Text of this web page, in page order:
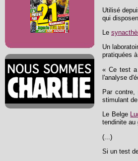
Utilisé
qui
Le
Un
pratiquées
« Ce test a
l'analyse
Par
stimulant
Le Belge
tendinite au
(...)
Si un test